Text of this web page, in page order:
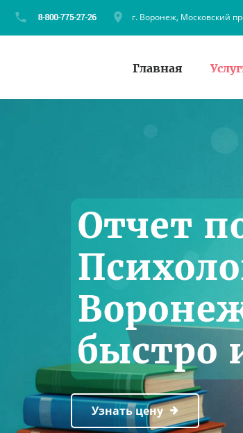
г. Воронеж, Московский
Главная
Отчет
быстро
Узнать цену